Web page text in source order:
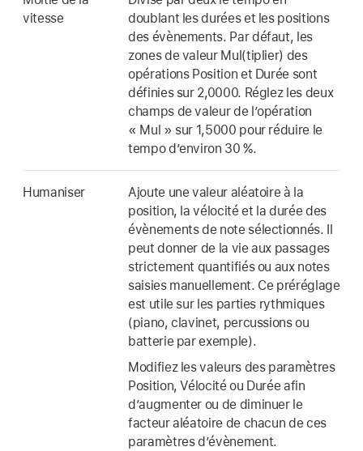
vitesse
doublant les durées et les positions
des évènements. Par défaut, les
zones de valeur Mul(tiplier) des
opérations Position et Durée sont
définies sur 2,0000. Réglez les deux
champs de valeur de l’opération
« Mul » sur 1,5000 pour réduire le
tempo d’environ 30 %.
Humaniser
Ajoute une valeur aléatoire à la
position, la vélocité et la durée des
évènements de note sélectionnés. Il
peut donner de la vie aux passages
strictement quantifiés ou aux notes
saisies manuellement. Ce préréglage
est utile sur les parties rythmiques
(piano, clavinet, percussions ou
batterie par exemple).
Modifiez les valeurs des paramètres
Position, Vélocité ou Durée afin
d’augmenter ou de diminuer le
facteur aléatoire de chacun de ces
paramètres d’évènement.